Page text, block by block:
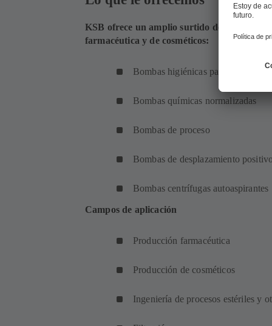
KSB ofrece un amplio surtido de productos
farmacéutica y de cosméticos:
Bombas higiénicas para la
Bombas químicas normalizadas
Bombas de proceso
Bombas de desplazamiento positivo
Bombas centrífugas autoaspirantes
Campos de aplicación
Producción farmacéutica
Producción de cosméticos
Ingeniería de procesos estériles y